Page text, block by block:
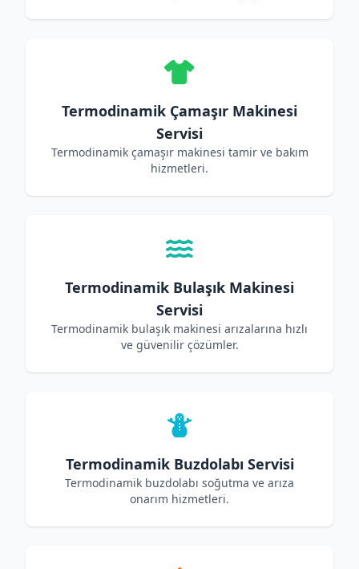
Termodinamik Çamaşır Makinesi
Servisi
Termodinamik çamaşır makinesi tamir ve bakım
hizmetleri.
Termodinamik Bulaşık Makinesi
Servisi
Termodinamik bulaşık makinesi arızalarına hızlı
ve güvenilir çözümler.
Termodinamik Buzdolabı Servisi
Termodinamik buzdolabı soğutma ve arıza
onarım hizmetleri.